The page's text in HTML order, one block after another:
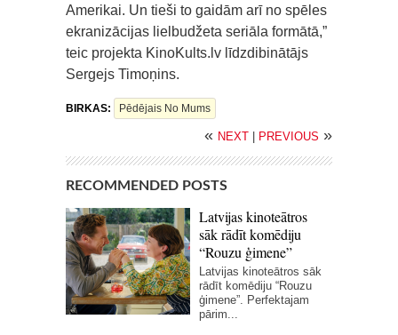
Amerikai. Un tieši to gaidām arī no spēles
ekranizācijas lielbudžeta seriāla formātā,”
teic projekta KinoKults.lv līdzdibinātājs
Sergejs Timoņins.
BIRKAS: Pēdējais No Mums
« NEXT | PREVIOUS »
RECOMMENDED POSTS
Latvijas kinoteātros
sāk rādīt komēdiju
“Rouzu ģimene”
Latvijas kinoteātros sāk
rādīt komēdiju “Rouzu
ģimene”. Perfektajam
pārim...